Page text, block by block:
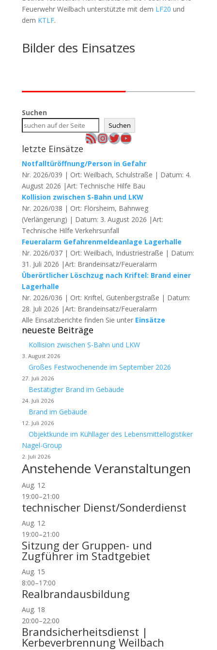
Feuerwehr Weilbach unterstützte mit dem LF20 und
dem KTLF.
Bilder des Einsatzes
Suchen
Suchen
RSS-FeedInstagram
Twitter
YouTube
letzte Einsätze
Notfalltüröffnung/Person in Gefahr
Nr. 2026/039 | Ort: Weilbach, Schulstraße | Datum: 4.
August 2026 |Art: Technische Hilfe Bau
Kollision zwischen S-Bahn und LKW
Nr. 2026/038 | Ort: Flörsheim, Bahnweg
(Verlängerung) | Datum: 3. August 2026 |Art:
Technische Hilfe Verkehrsunfall
Feueralarm Gefahrenmeldeanlage Lagerhalle
Nr. 2026/037 | Ort: Weilbach, Industriestraße | Datum:
31. Juli 2026 |Art: Brandeinsatz/Feueralarm
Überörtlicher Löschzug nach Kriftel: Brand einer
Lagerhalle
Nr. 2026/036 | Ort: Kriftel, Gutenbergstraße | Datum:
28. Juli 2026 |Art: Brandeinsatz/Feueralarm
Alle Einsatzberichte finden Sie unter Einsätze
neueste Beiträge
Kollision zwischen S-Bahn und LKW
3. August 2026
Großes Festwochenende im September 2026
27. Juli 2026
Bestätigter Brand im Gebäude
24. Juli 2026
Brand im Gebäude
12. Juli 2026
Objektkunde im Kühllager des Lebensmittellogistiker
Nagel-Group
2. Juli 2026
Anstehende Veranstaltungen
Aug. 12
19:00–21:00
technischer Dienst/Sonderdienst
Aug. 12
19:00–21:00
Sitzung der Gruppen- und
Zugführer im Stadtgebiet
Aug. 15
8:00–17:00
Realbrandausbildung
Aug. 18
20:00–22:00
Brandsicherheitsdienst |
Kerbeverbrennung Weilbach